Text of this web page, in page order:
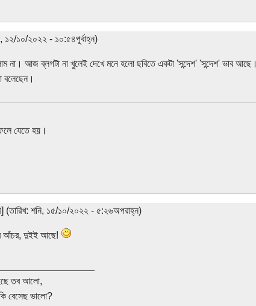
১২/১০/২০২২ - ১০:৫৪পূর্বাহ্ন)
না। আজ ব্লগটা না খুলেই দেখে মনে হলো ছবিতে একটা 'সন্দেশ' 'সন্দেশ' ভাব আছে।
যেতে হয়।
(তারিখ: শনি, ১৫/১০/২০২২ - ৫:২৬অপরাহ্ন)
আঁচর, দুইই আছে!
তব আলো,
বেসেছ ভালো?